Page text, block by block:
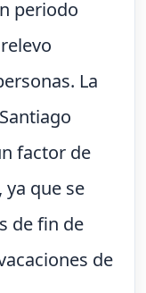
periodo
La
factor de
que se
de fin de
de